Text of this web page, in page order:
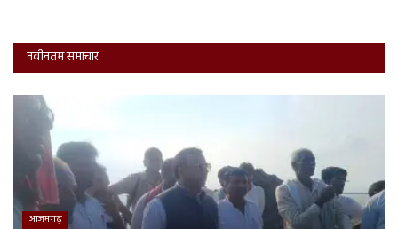
नवीनतम समाचार
आजमगढ़